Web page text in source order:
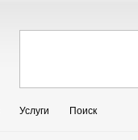
Услуги Поиск